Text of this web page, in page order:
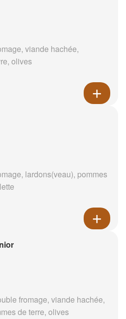
viande hachée,
olives
lardons(veau), pommes
fromage, viande hachée,
de terre, olives